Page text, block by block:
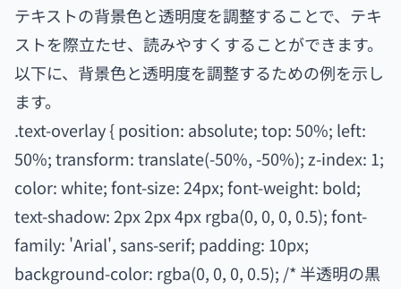
テキストの背景色と透明度を調整することで、テキ
ストを際立たせ、読みやすくすることができます。
以下に、背景色と透明度を調整するための例を示し
ます。
.text-overlay { position: absolute; top: 50%; left:
50%; transform: translate(-50%, -50%); z-index: 1;
color: white; font-size: 24px; font-weight: bold;
text-shadow: 2px 2px 4px rgba(0, 0, 0, 0.5); font-
family: 'Arial', sans-serif; padding: 10px;
background-color: rgba(0, 0, 0, 0.5); /* 半透明の黒